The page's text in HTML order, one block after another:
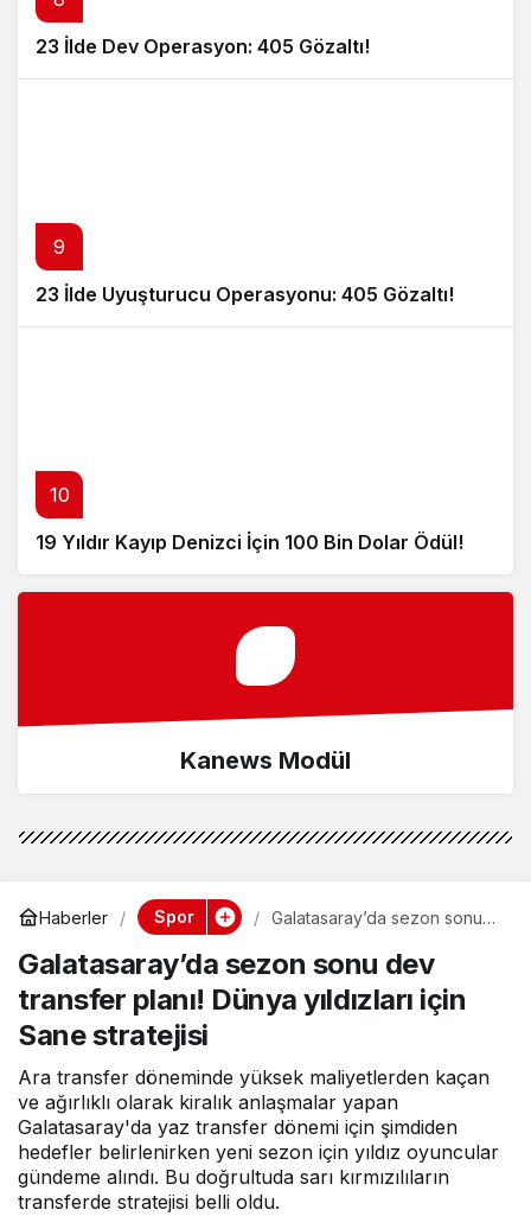
23 İlde Dev Operasyon: 405 Gözaltı!
9
23 İlde Uyuşturucu Operasyonu: 405 Gözaltı!
10
19 Yıldır Kayıp Denizci İçin 100 Bin Dolar Ödül!
Kanews Modül
Haberler Spor
Galatasaray’da sezon sonu
yıldızları için Sane stratejisi
Galatasaray’da sezon sonu dev
transfer planı! Dünya yıldızları için
Sane stratejisi
Ara transfer döneminde yüksek maliyetlerden kaçan
ve ağırlıklı olarak kiralık anlaşmalar yapan
Galatasaray'da yaz transfer dönemi için şimdiden
hedefler belirlenirken yeni sezon için yıldız oyuncular
gündeme alındı. Bu doğrultuda sarı kırmızılıların
transferde stratejisi belli oldu.